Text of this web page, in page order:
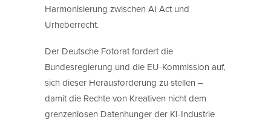
Harmonisierung zwischen AI Act und
Urheberrecht.
Der Deutsche Fotorat fordert die
Bundesregierung und die EU-Kommission auf,
sich dieser Herausforderung zu stellen –
damit die Rechte von Kreativen nicht dem
grenzenlosen Datenhunger der KI-Industrie